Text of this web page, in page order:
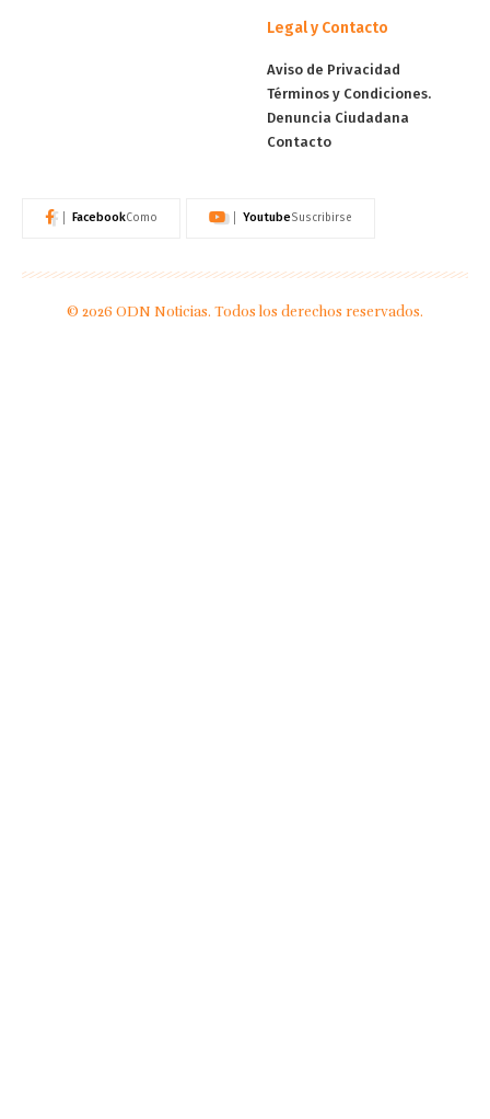
Legal y Contacto
Aviso de Privacidad
Términos y Condiciones.
Denuncia Ciudadana
Contacto
FacebookComo YoutubeSuscribirse
© 2026 ODN Noticias. Todos los derechos reservados.